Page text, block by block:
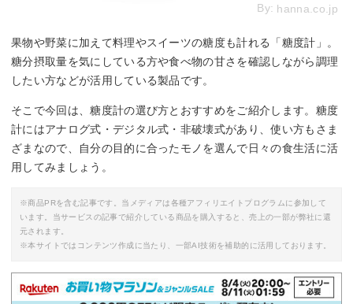
By: hanna.co.jp
果物や野菜に加えて料理やスイーツの糖度も計れる「糖度計」。
糖分摂取量を気にしている方や食べ物の甘さを確認しながら調理
したい方などが活用している製品です。
そこで今回は、糖度計の選び方とおすすめをご紹介します。糖度
計にはアナログ式・デジタル式・非破壊式があり、使い方もさま
ざまなので、自分の目的に合ったモノを選んで日々の食生活に活
用してみましょう。
※商品PRを含む記事です。当メディアは各種アフィリエイトプログラムに参加して
います。当サービスの記事で紹介している商品を購入すると、売上の一部が弊社に還
元されます。
※本サイトではコンテンツ作成に当たり、一部AI技術を補助的に活用しております。